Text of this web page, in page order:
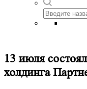
13 июля
холдинга